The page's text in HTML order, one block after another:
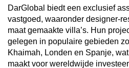
DarGlobal biedt een exclusief
vastgoed, waaronder designer-
maat gemaakte villa’s. Hun
gelegen in populaire gebieden
Khaimah, Londen en Spanje,
maakt voor wereldwijde